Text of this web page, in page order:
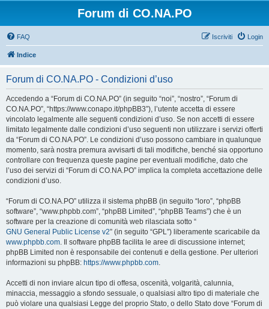
Forum di CO.NA.PO
FAQ Login
Iscriviti
Indice
Forum di CO.NA.PO - Condizioni d’uso
Accedendo a “Forum di CO.NA.PO” (in seguito “noi”, “nostro”, “Forum di
CO.NA.PO”, “https://www.conapo.it/phpBB3”), l’utente accetta di essere
vincolato legalmente alle seguenti condizioni d’uso. Se non accetti di essere
limitato legalmente dalle condizioni d’uso seguenti non utilizzare i servizi offerti
da “Forum di CO.NA.PO”. Le condizioni d’uso possono cambiare in qualunque
momento, sarà nostra premura avvisarti di tali modifiche, benché sia opportuno
controllare con frequenza queste pagine per eventuali modifiche, dato che
l’uso dei servizi di “Forum di CO.NA.PO” implica la completa accettazione delle
condizioni d’uso.
“Forum di CO.NA.PO” utilizza il sistema phpBB (in seguito “loro”, “phpBB
software”, “www.phpbb.com”, “phpBB Limited”, “phpBB Teams”) che è un
software per la creazione di comunità web rilasciata sotto “
GNU General Public License v2” (in seguito “GPL”) liberamente scaricabile da
www.phpbb.com. Il software phpBB facilita le aree di discussione internet;
phpBB Limited non è responsabile dei contenuti e della gestione. Per ulteriori
informazioni su phpBB: https://www.phpbb.com.
Accetti di non inviare alcun tipo di offesa, oscenità, volgarità, calunnia,
minaccia, messaggio a sfondo sessuale, o qualsiasi altro tipo di materiale che
può violare una qualsiasi Legge del proprio Stato, o dello Stato dove “Forum di